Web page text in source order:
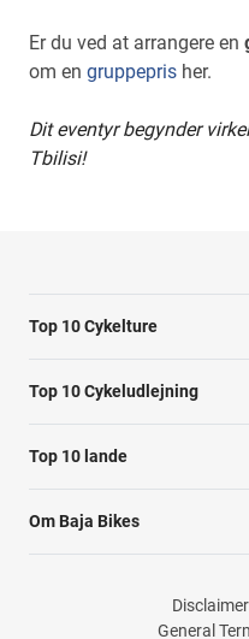
Er du ved at arrangere en
om en gruppepris her.
Dit eventyr begynder
Tbilisi!
Top 10 Cykelture
Cykeltur i Barcelona:
Cykeltur i Berlin:
Tur til Paris: højdepunkter
Rom højdepunkter cykeltur
Cykeltur til Amsterdams
Cykeltur til Kobenhavn
Top 10 Cykeludlejning
Barcelona Cykeludlejning
Berlin Cykeludlejning
Paris Cykeludlejning
Valencia Cykeludlejning
Top 10 lande
Cykelture i Holland
Cykelture i Portugal
Om Baja Bikes
General